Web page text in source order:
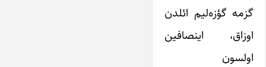
گزمه گؤزه‌لیم ائلدن
اوزاق، اینصافین
اولسون